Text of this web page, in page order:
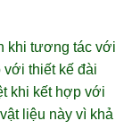
khi tương tác với
thiết kế đài
khi kết hợp với
liệu này vì khả